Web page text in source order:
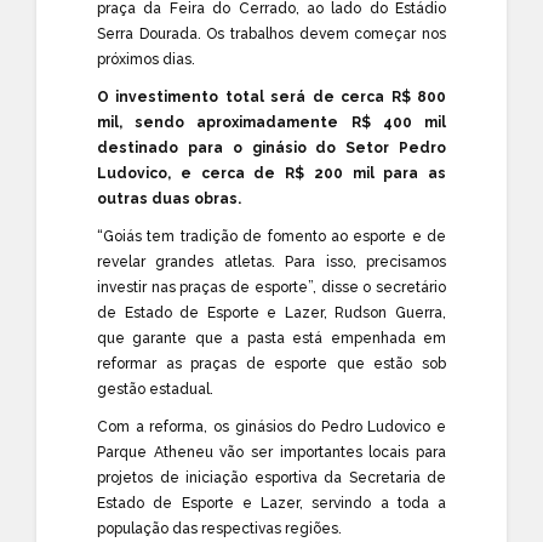
praça da Feira do Cerrado, ao lado do Estádio
Serra Dourada. Os trabalhos devem começar nos
próximos dias.
O investimento total será de cerca R$ 800
mil, sendo aproximadamente R$ 400 mil
destinado para o ginásio do Setor Pedro
Ludovico, e cerca de R$ 200 mil para as
outras duas obras.
“Goiás tem tradição de fomento ao esporte e de
revelar grandes atletas. Para isso, precisamos
investir nas praças de esporte”, disse o secretário
de Estado de Esporte e Lazer, Rudson Guerra,
que garante que a pasta está empenhada em
reformar as praças de esporte que estão sob
gestão estadual.
Com a reforma, os ginásios do Pedro Ludovico e
Parque Atheneu vão ser importantes locais para
projetos de iniciação esportiva da Secretaria de
Estado de Esporte e Lazer, servindo a toda a
população das respectivas regiões.